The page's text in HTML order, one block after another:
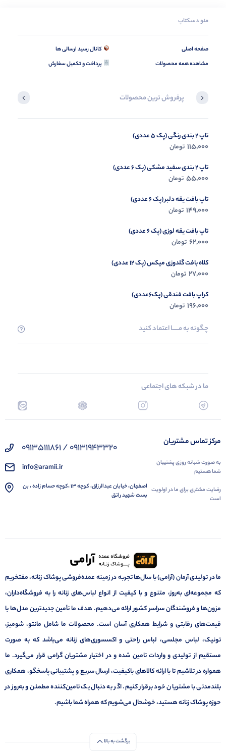
منو دسکتاپ
صفحه اصلی
مشاهده همه محصولات
کانال رسید ارسالی ها
پرداخت و تکمیل سفارش
پرفروش ترین محصولات
تاپ 2 بندی رنگی (پک 5 عددی)
115,000 تومان
تاپ 2 بندی سفید مشکی (پک 6 عددی)
55,000 تومان
تاپ بافت یقه دلبر (پک 6 عددی)
149,000 تومان
تاپ بافت یقه لوزی (پک 6 عددی)
62,000 تومان
کلاه بافت گلدوزی میکس (پک 12 عددی)
27,000 تومان
کراپ بافت فندقی (پک6عددی)
196,000 تومان
شال بافت لطیف (پک 6 عددی)
79,000 تومان
چگونه به مــــــا اعتماد کنید
ما در شبکه های اجتماعی
مرکز تماس مشتریان
به صورت شبانه روزی پشتیبان
شما هستیم
رضایت مشتری برای ما در اولویت
است
09131943320 / 09135111861
info@aramii.ir
اصفهان، خیابان عبدالرزاق، کوچه 13 ،کوچه حسام زاده ، بن
بست شهید راتق
ما در تولیدی آرمان (آرامی) با سال‌ها تجربه در زمینه عمده‌فروشی پوشاک زنانه، مفتخریم
که مجموعه‌ای به‌روز، متنوع و با کیفیت از انواع لباس‌های زنانه را به فروشگاه‌داران،
مزون‌ها و فروشندگان سراسر کشور ارائه می‌دهیم. هدف ما تأمین جدیدترین مدل‌ها با
قیمت‌های رقابتی و شرایط همکاری آسان است. محصولات ما شامل مانتو، شومیز،
تونیک، لباس مجلسی، لباس راحتی و اکسسوری‌های زنانه می‌باشد که به صورت
مستقیم از تولیدی و واردات تامین شده و در اختیار مشتریان گرامی قرار می‌گیرد. ما
همواره در تلاشیم تا با ارائه کالاهای باکیفیت، ارسال سریع و پشتیبانی پاسخگو، همکاری
بلندمدتی با مشتریان خود برقرار کنیم. اگر به دنبال یک تامین‌کننده مطمئن و به‌روز در
حوزه پوشاک زنانه هستید، خوشحال می‌شویم که همراه شما باشیم.
برگشت به بالا